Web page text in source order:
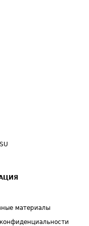
материалы